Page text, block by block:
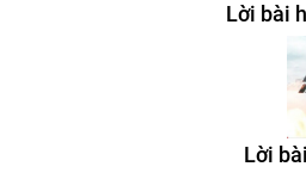
Lời bài
Lời